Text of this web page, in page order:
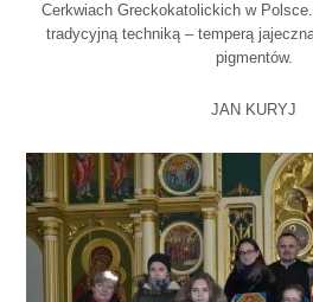
Cerkwiach Greckokatolickich w Polsce.
tradycyjną techniką – temperą
pigmentów.
JAN KURYJ